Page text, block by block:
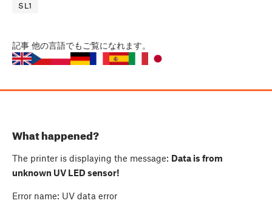
SL1
記事 他の言語でもご覧になれます。
What happened?
The printer is displaying the message: Data is from
unknown UV LED sensor!
Error name: UV data error